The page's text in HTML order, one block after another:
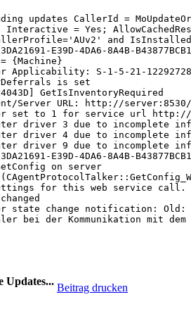
updates CallerId =
Interactive = Yes;
and
E39D-4DA6-8A4B-
{Machine}
S-1-5-21-
is set
GetIsInventoryRequired
Server URL: http://
set to 1 for service url
driver 3 due to incomplete
driver 4 due to incomplete
driver 9 due to incomplete
E39D-4DA6-8A4B-
on server
settings for this web service call.
state change notification: Old:
bei der Kommunikation mit
Updates...
Beitrag drucken